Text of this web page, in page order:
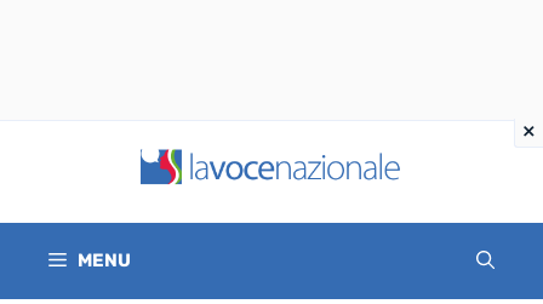
contenuto
MENU